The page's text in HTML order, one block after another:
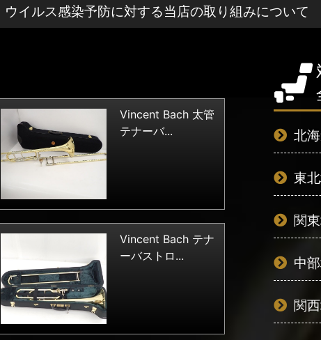
ウイルス感染予防に対する当店の取り組みについて
Vincent Bach 太管
テナーバ...
Vincent Bach テナ
ーバストロ...
北
東
関
中
関